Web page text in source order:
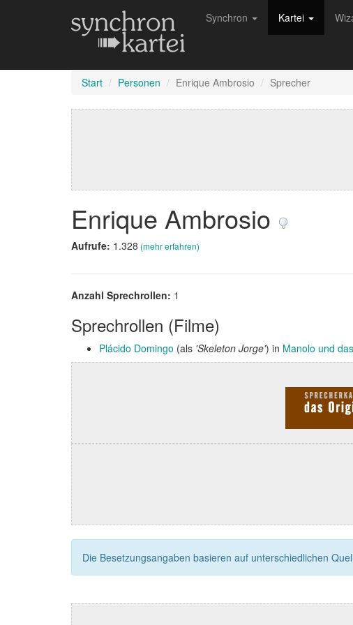
Synchron Kartei
Start Personen Enrique Ambrosio Sprecher
Enrique Ambrosio
Aufrufe: 1.328 (mehr erfahren)
Anzahl Sprechrollen: 1
Sprechrollen (Filme)
Plácido Domingo (als 'Skeleton Jorge') in Manolo und
Die Besetzungsangaben basieren auf unterschiedlichen